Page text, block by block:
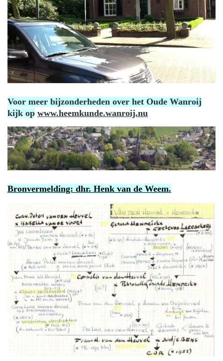
Voor meer bijzonderheden over het Oude Wanroij
kijk op www.heemkunde.wanroij.nu
Bronvermelding: dhr. Henk van de Weem.